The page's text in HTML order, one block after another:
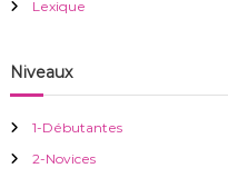
n
d
e
Lexique
Niveaux
1-Débutantes
2-Novices